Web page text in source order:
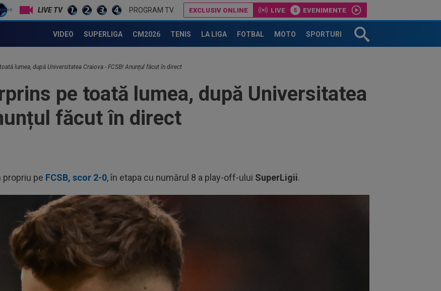
PROGRAM TV EXCLUSIV ONLINE LIVE EVENIMENTE
VIDEO SUPERLIGA CM2026 TENIS LA LIGA FOTBAL MOTO SPORTURI
lumea, după Universitatea Craiova - FCSB! Anunțul făcut în direct
pe toată lumea, după Universitatea
făcut în direct
propriu pe FCSB, scor 2-0, în etapa cu numărul 8 a play-off-ului SuperLigii.